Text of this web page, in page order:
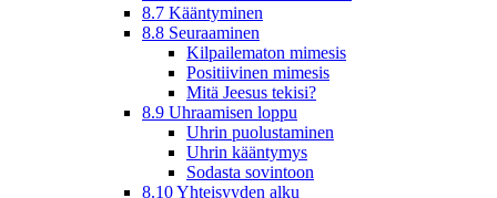
8.7 Kääntyminen
8.8 Seuraaminen
Kilpailematon mimesis
Positiivinen mimesis
Mitä Jeesus tekisi?
8.9 Uhraamisen loppu
Uhrin puolustaminen
Uhrin kääntymys
Sodasta sovintoon
8.10 Yhteisyyden alku